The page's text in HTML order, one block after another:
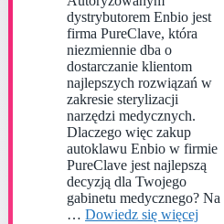
dystrybutorem Enbio jest
firma PureClave, która
niezmiennie dba o
dostarczanie klientom
najlepszych rozwiązań w
zakresie sterylizacji
narzędzi medycznych.
Dlaczego więc zakup
autoklawu Enbio w firmie
PureClave jest najlepszą
decyzją dla Twojego
gabinetu medycznego? Na
… Dowiedz się więcej